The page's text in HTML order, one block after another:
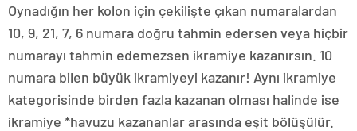
Oynadığın her kolon için çekilişte çıkan numaralardan
10, 9, 21, 7, 6 numara doğru tahmin edersen veya hiçbir
numarayı tahmin edemezsen ikramiye kazanırsın. 10
numara bilen büyük ikramiyeyi kazanır! Aynı ikramiye
kategorisinde birden fazla kazanan olması halinde ise
ikramiye *havuzu kazananlar arasında eşit bölüşülür.